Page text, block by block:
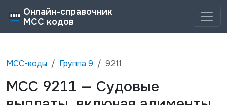
Онлайн-справочник
MCC кодов
MCC-коды Группа 9 9211
MCC 9211 — Судовые